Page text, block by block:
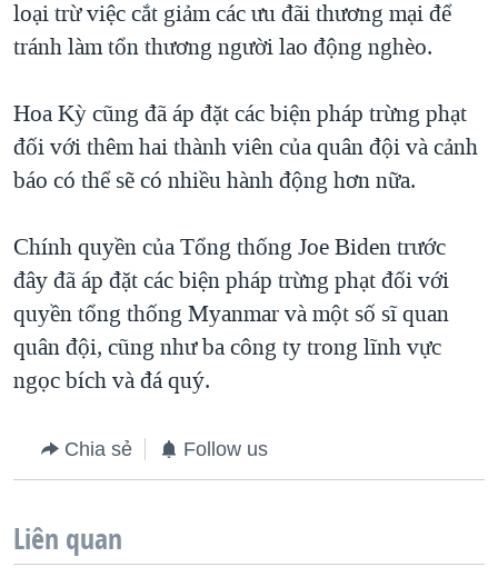
loại trừ việc cắt giảm các ưu đãi thương mại để
tránh làm tổn thương người lao động nghèo.
Hoa Kỳ cũng đã áp đặt các biện pháp trừng phạt
đối với thêm hai thành viên của quân đội và cảnh
báo có thể sẽ có nhiều hành động hơn nữa.
Chính quyền của Tổng thống Joe Biden trước
đây đã áp đặt các biện pháp trừng phạt đối với
quyền tổng thống Myanmar và một số sĩ quan
quân đội, cũng như ba công ty trong lĩnh vực
ngọc bích và đá quý.
Chia sẻ Follow us
Liên quan